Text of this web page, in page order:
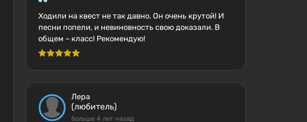
Ходили на квест не так давно. Он очень крутой! И
песни попели, и невиновность свою доказали. В
общем – класс! Рекомендую!
Лера
(любитель)
больше 4 лет назад